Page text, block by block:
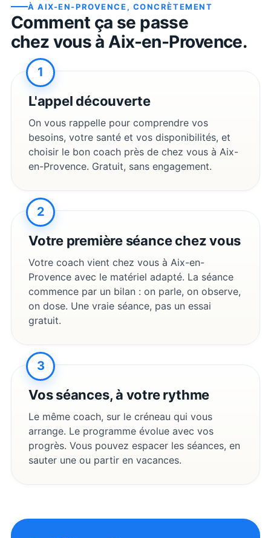
ÀAIX-EN-PROVENCE, CONCRÈTEMENT
Comment ça se passe
chez vous à Aix-en-Provence.
1
L'appel découverte
On vous rappelle pour comprendre vos
besoins, votre santé et vos disponibilités, et
choisir le bon coach près de chez vous à Aix-
en-Provence. Gratuit, sans engagement.
2
Votre première séance chez vous
Votre coach vient chez vous à Aix-en-
Provence avec le matériel adapté. La séance
commence par un bilan : on parle, on observe,
on dose. Une vraie séance, pas un essai
gratuit.
3
Vos séances, à votre rythme
Le même coach, sur le créneau qui vous
arrange. Le programme évolue avec vos
progrès. Vous pouvez espacer les séances, en
sauter une ou partir en vacances.